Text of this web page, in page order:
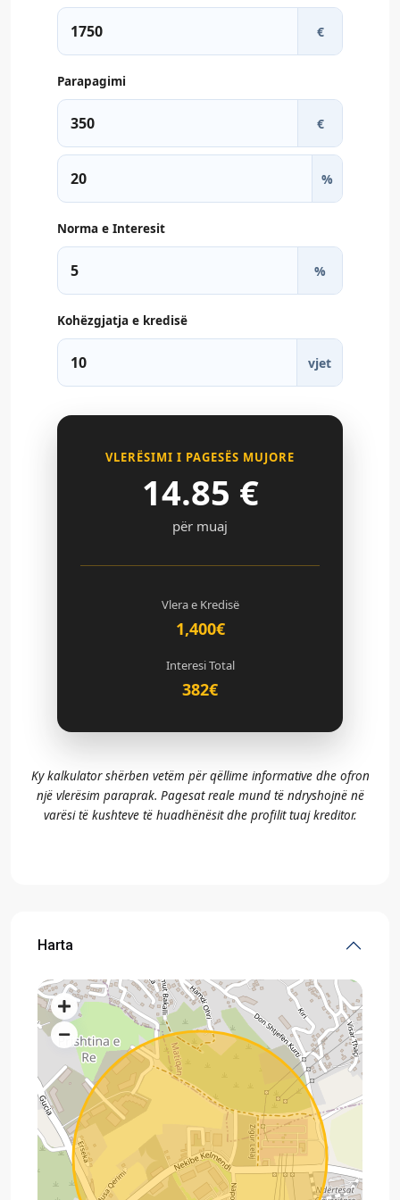
€
Parapagimi
€
%
Norma e Interesit
%
Kohëzgjatja e kredisë
vjet
VLERËSIMI I PAGESËS MUJORE
14.85 €
për muaj
Vlera e Kredisë
1,400€
Interesi Total
382€
Ky kalkulator shërben vetëm për qëllime informative dhe ofron
një vlerësim paraprak. Pagesat reale mund të ndryshojnë në
varësi të kushteve të huadhënësit dhe profilit tuaj kreditor.
Harta